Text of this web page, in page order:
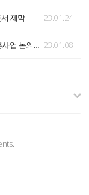
서 제막 23.01.24
[중앙일보] 미주한미동맹재단 국제보훈사업 논의 - 2022.12.27 14:39 23.01.08